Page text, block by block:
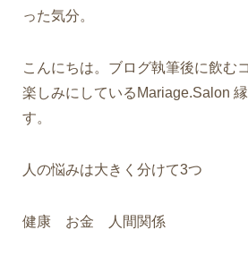
った気分。
こんにちは。ブログ執筆後に飲む
楽しみにしているMariage.Salon
す。
人の悩みは大きく分けて3つ
健康 お金 人間関係